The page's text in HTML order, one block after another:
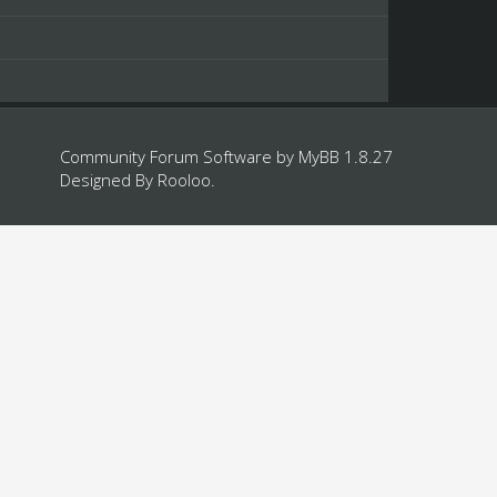
Community Forum Software by MyBB 1.8.27
Designed By Rooloo.